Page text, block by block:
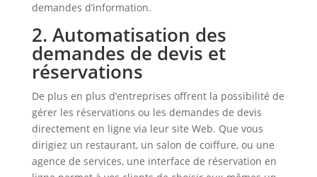
demandes d’information.
2. Automatisation des
demandes de devis et
réservations
De plus en plus d’entreprises offrent la possibilité de
gérer les réservations ou les demandes de devis
directement en ligne via leur site Web. Que vous
dirigiez un restaurant, un salon de coiffure, ou une
agence de services, une interface de réservation en